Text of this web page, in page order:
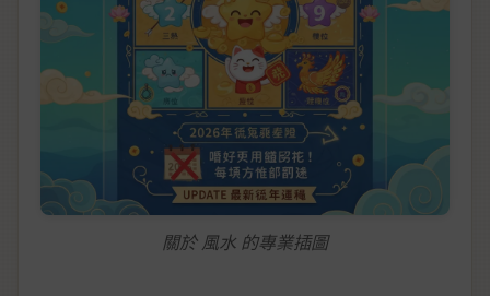
關於 風水 的專業插圖